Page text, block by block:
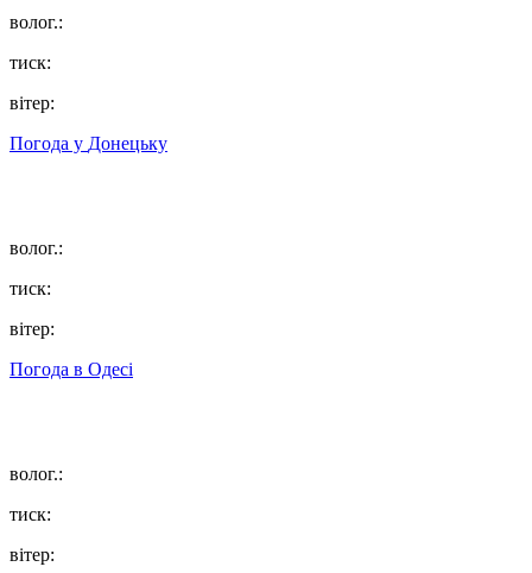
волог.:
тиск:
вітер:
Погода у Донецьку
волог.:
тиск:
вітер:
Погода в Одесі
волог.:
тиск:
вітер: